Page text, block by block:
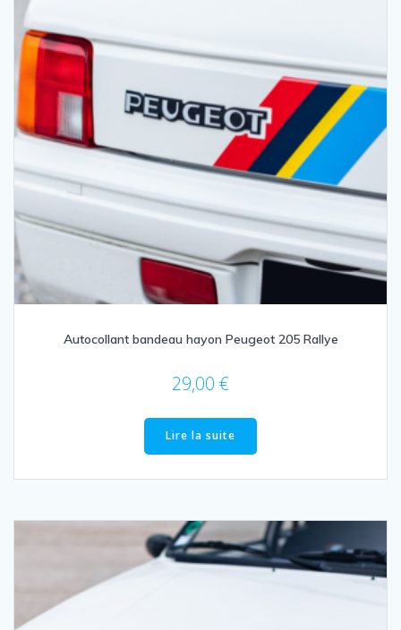
Autocollant bandeau hayon Peugeot 205 Rallye
29,00 €
Lire la suite